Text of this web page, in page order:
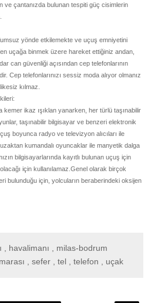
ve çantanızda bulunan tespiti güç cisimlerin
yönde etkilemekte ve uçuş emniyetini
uçağa binmek üzere hareket ettiğiniz andan,
can güvenliği açısından cep telefonlarının
Cep telefonlarınızı sessiz moda alıyor olmanız
kılmaz.
ikaz ışıklan yanarken, her türlü taşınabilir
taşınabilir bilgisayar ve benzeri elektronik
boyunca radyo ve televizyon alıcıları ile
kumandalı oyuncaklar ile manyetik dalga
bilgisayarlarında kayıtlı bulunan uçuş için
için kullanılamaz.Genel olarak birçok
bulunduğu için, yolcuların beraberindeki oksijen
, havalimanı , milas-bodrum
, sefer , tel , telefon , uçak